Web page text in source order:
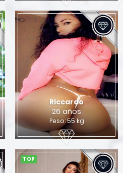
Riccardo
26 años
Peso: 55 kg
TOP